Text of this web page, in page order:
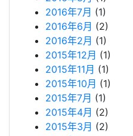
2016年7月 (1)
2016年6月 (2)
2016年2月 (1)
2015年12月 (1)
2015年11月 (1)
2015年10月 (1)
2015年7月 (1)
2015年4月 (2)
2015年3月 (2)